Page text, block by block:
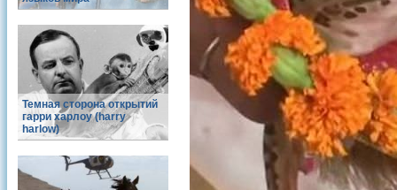
Темная сторона открытий
гарри харлоу (harry
harlow)